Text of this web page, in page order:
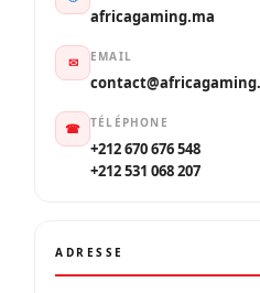
africagaming.ma
✉ EMAIL
☎ TÉLÉPHONE
+212 670 676 548
+212 531 068 207
ADRESSE